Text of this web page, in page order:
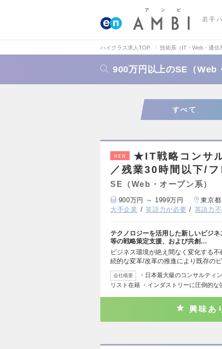
若手
ハイクラス求人TOP 技術系（IT・Web・通信
900万円以上のSE（Web
すべて
NEW
★IT戦略コンサ
／残業30時間以下/
SE（Web・オープン系）
900万円 ～ 1999万円 東京
大手企業
英語力が必要 英語力
テクノロジーを活用した新しいビジ
等の戦略策定支援、および共創…
ビジネス環境が絶え間なく変化する
続的な変革/改革の推進により既存の
会社概要
・日本最大級のコンサルテ
リスト在籍 ・インダストリーに圧倒的な
興味あ